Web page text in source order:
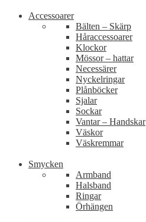
Accessoarer
Bälten – Skärp
Håraccessoarer
Klockor
Mössor – hattar
Necessärer
Nyckelringar
Plånböcker
Sjalar
Sockar
Vantar – Handskar
Väskor
Väskremmar
Smycken
Armband
Halsband
Ringar
Örhängen